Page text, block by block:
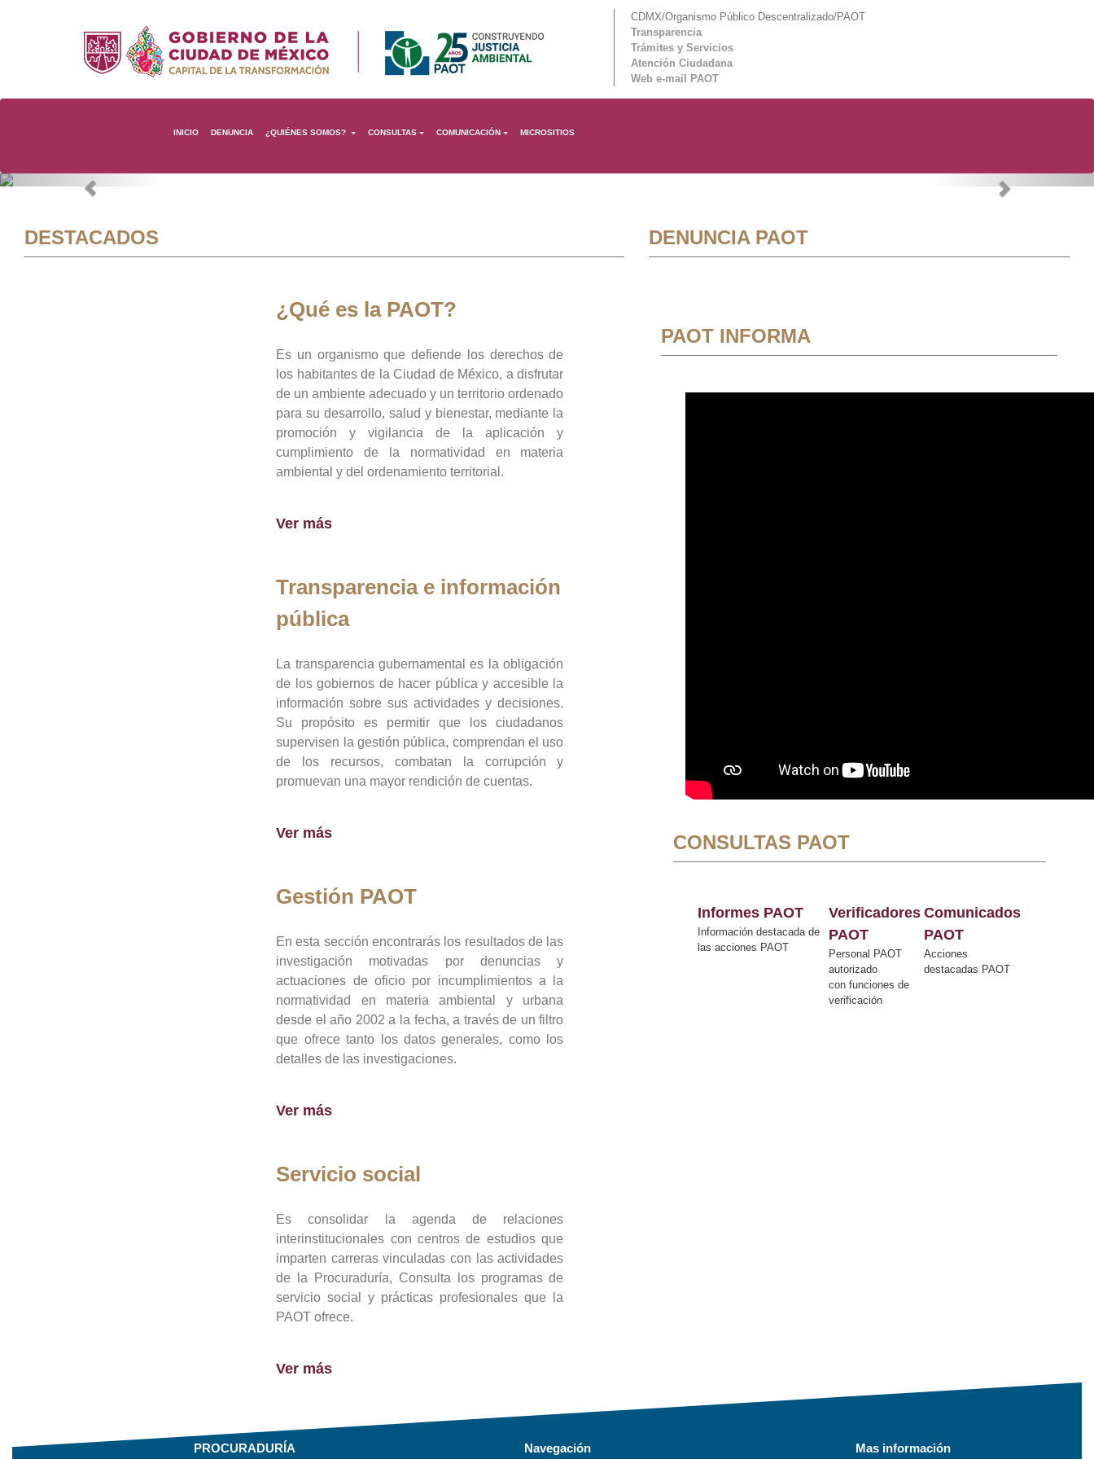
CDMX/Organismo Público Descentralizado/PAOT
Transparencia
Trámites y Servicios
Atención Ciudadana
Web e-mail PAOT
INICIO DENUNCIA ¿QUIÉNES SOMOS? CONSULTAS COMUNICACIÓN MICROSITIOS
Previous Next
DESTACADOS
¿Qué es la PAOT?
Es un organismo que defiende los derechos de
los habitantes de la Ciudad de México, a disfrutar
de un ambiente adecuado y un territorio ordenado
para su desarrollo, salud y bienestar, mediante la
promoción y vigilancia de la aplicación y
cumplimiento de la normatividad en materia
ambiental y del ordenamiento territorial.
Ver más
Transparencia e información
pública
La transparencia gubernamental es la obligación
de los gobiernos de hacer pública y accesible la
información sobre sus actividades y decisiones.
Su propósito es permitir que los ciudadanos
supervisen la gestión pública, comprendan el uso
de los recursos, combatan la corrupción y
promuevan una mayor rendición de cuentas.
Ver más
Gestión PAOT
En esta sección encontrarás los resultados de las
investigación motivadas por denuncias y
actuaciones de oficio por incumplimientos a la
normatividad en materia ambiental y urbana
desde el año 2002 a la fecha, a través de un filtro
que ofrece tanto los datos generales, como los
detalles de las investigaciones.
Ver más
Servicio social
Es consolidar la agenda de relaciones
interinstitucionales con centros de estudios que
imparten carreras vinculadas con las actividades
de la Procuraduría, Consulta los programas de
servicio social y prácticas profesionales que la
PAOT ofrece.
Ver más
DENUNCIA PAOT
PAOT INFORMA
CONSULTAS PAOT
Informes PAOT
Información destacada de
las acciones PAOT
Verificadores
PAOT
Personal PAOT
autorizado
con funciones de
verificación
Comunicados
PAOT
Acciones
destacadas PAOT
PROCURADURÍA Navegación Mas información